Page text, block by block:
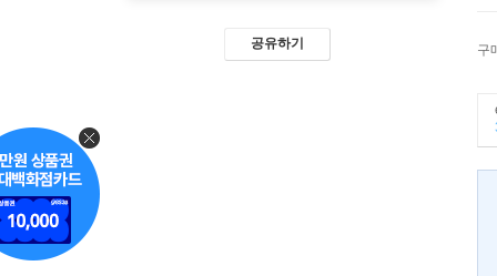
공유하기 구